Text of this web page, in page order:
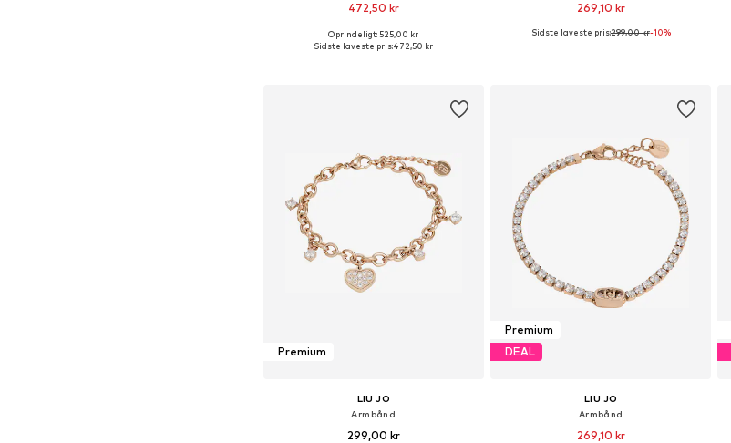
472,50 kr
Tilgængelige størrelser: One Size
Oprindeligt: 525,00 kr
Sidste laveste pris:472,50 kr
269,10 kr
Tilgængelige størrelser: One Size
Sidste laveste pris:299,00 kr-10%
Premium
LIU JO
Armbånd
299,00 kr
Premium
DEAL
LIU JO
Armbånd
269,10 kr